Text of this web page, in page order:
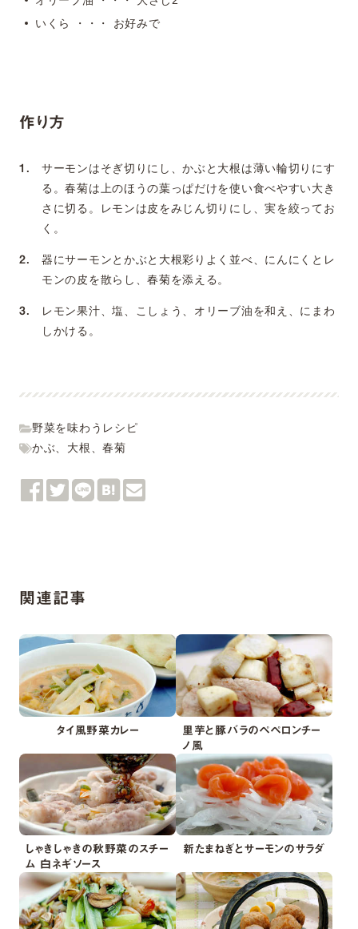
いくら ・・・ お好みで
作り方
サーモンはそぎ切りにし、かぶと大根は薄い輪切りにす
る。春菊は上のほうの葉っぱだけを使い食べやすい大き
さに切る。レモンは皮をみじん切りにし、実を絞ってお
く。
器にサーモンとかぶと大根彩りよく並べ、にんにくとレ
モンの皮を散らし、春菊を添える。
レモン果汁、塩、こしょう、オリーブ油を和え、にまわ
しかける。
野菜を味わうレシピ
かぶ
大根 、春菊
関連記事
タイ風野菜カレー
里芋と豚バラのペペロンチー
ノ風
しゃきしゃきの秋野菜のスチー
ム 白ネギソース
新たまねぎとサーモンのサラダ